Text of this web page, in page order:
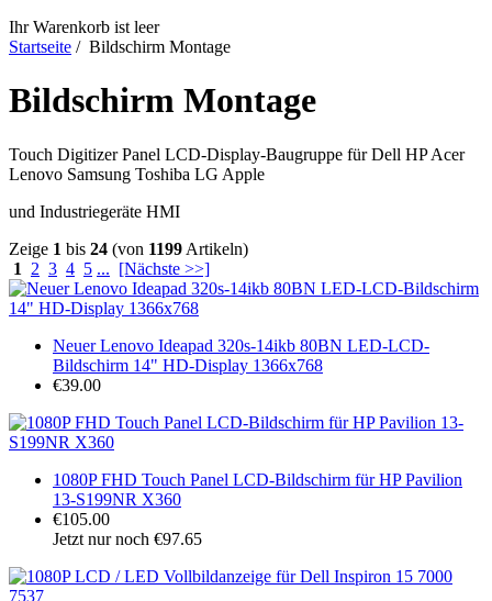
Ihr Warenkorb ist leer
Startseite / Bildschirm Montage
Bildschirm Montage
Touch Digitizer Panel LCD-Display-Baugruppe für Dell HP Acer
Lenovo Samsung Toshiba LG Apple
und Industriegeräte HMI
Zeige 1 bis 24 (von 1199 Artikeln)
1
2 3 4 5 ... [Nächste >>]
Neuer Lenovo Ideapad 320s-14ikb 80BN LED-LCD-
Bildschirm 14" HD-Display 1366x768
€39.00
1080P FHD Touch Panel LCD-Bildschirm für HP Pavilion
13-S199NR X360
€105.00
Jetzt nur noch €97.65